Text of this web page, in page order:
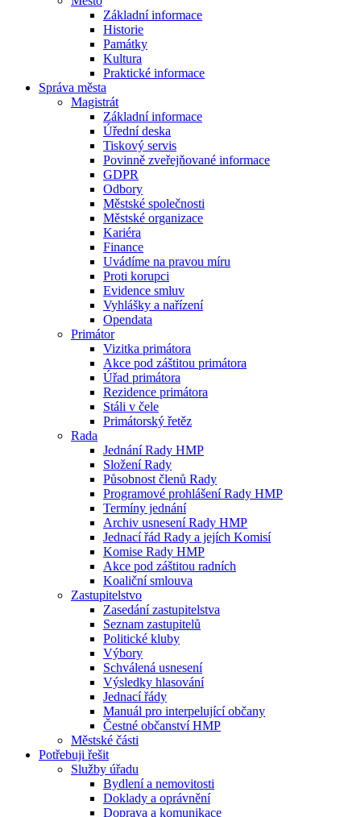
Základní informace
Historie
Památky
Kultura
Praktické informace
Správa města
Magistrát
Základní informace
Úřední deska
Tiskový servis
Povinně zveřejňované informace
GDPR
Odbory
Městské společnosti
Městské organizace
Kariéra
Finance
Uvádíme na pravou míru
Proti korupci
Evidence smluv
Vyhlášky a nařízení
Opendata
Primátor
Vizitka primátora
Akce pod záštitou primátora
Úřad primátora
Rezidence primátora
Stáli v čele
Primátorský řetěz
Rada
Jednání Rady HMP
Složení Rady
Působnost členů Rady
Programové prohlášení Rady HMP
Termíny jednání
Archiv usnesení Rady HMP
Jednací řád Rady a jejích Komisí
Komise Rady HMP
Akce pod záštitou radních
Koaliční smlouva
Zastupitelstvo
Zasedání zastupitelstva
Seznam zastupitelů
Politické kluby
Výbory
Schválená usnesení
Výsledky hlasování
Jednací řády
Manuál pro interpelující občany
Čestné občanství HMP
Městské části
Potřebuji řešit
Služby úřadu
Bydlení a nemovitosti
Doklady a oprávnění
Doprava a komunikace